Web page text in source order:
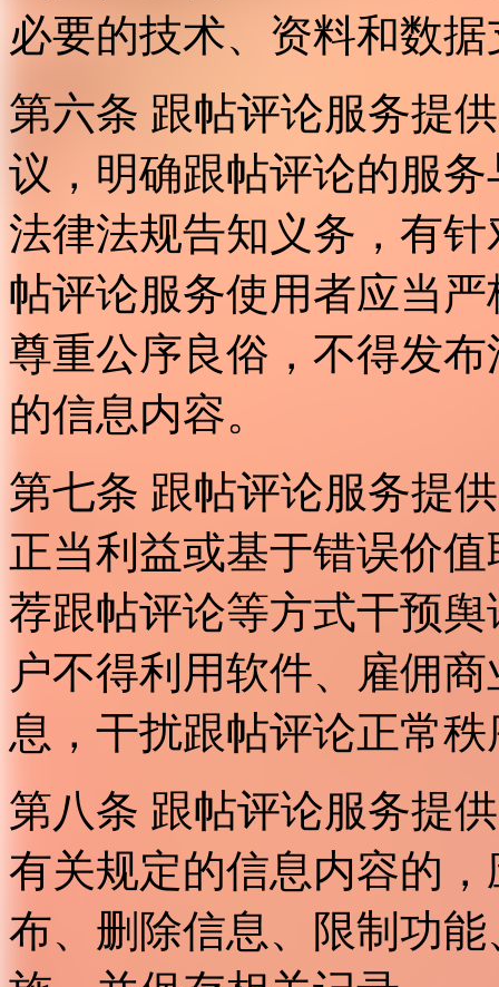
必要的技术、资料和数
第六条 跟帖评论服务提
议，明确跟帖评论的服
法律法规告知义务，有
帖评论服务使用者应当
尊重公序良俗，不得发
的信息内容。
第七条 跟帖评论服务提
正当利益或基于错误价
荐跟帖评论等方式干预
户不得利用软件、雇佣
息，干扰跟帖评论正常
第八条 跟帖评论服务提
有关规定的信息内容的
布、删除信息、限制功